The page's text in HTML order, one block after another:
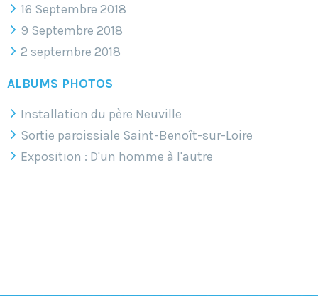
16 Septembre 2018
9 Septembre 2018
2 septembre 2018
ALBUMS PHOTOS
Installation du père Neuville
Sortie paroissiale Saint-Benoît-sur-Loire
Exposition : D'un homme à l'autre